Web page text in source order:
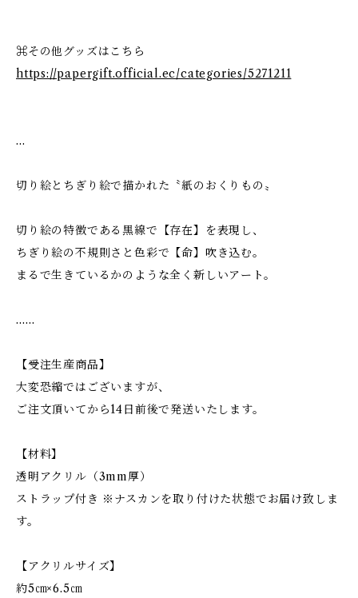
⌘その他グッズはこちら
https://papergift.official.ec/categories/5271211
…
切り絵とちぎり絵で描かれた〝紙のおくりもの〟
切り絵の特徴である黒線で【存在】を表現し、
ちぎり絵の不規則さと色彩で【命】吹き込む。
まるで生きているかのような全く新しいアート。
……
【受注生産商品】
大変恐縮ではございますが、
ご注文頂いてから14日前後で発送いたします。
【材料】
透明アクリル（3mm厚）
ストラップ付き ※ナスカンを取り付けた状態でお届け致しま
す。
【アクリルサイズ】
約5㎝×6.5㎝